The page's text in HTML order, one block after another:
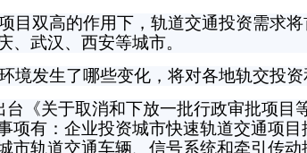
双高的作用下，轨道交通投资需求将
、武汉、西安等城市。
境发生了哪些变化，将对各地轨交投
台《关于取消和下放一批行政审批项目
项有：企业投资城市快速轨道交通项
市轨道交通车辆、信号系统和牵引传动